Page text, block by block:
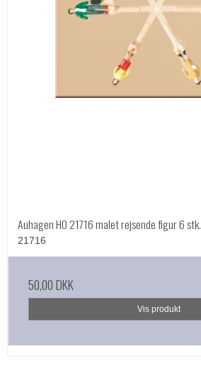
Auhagen HO 21716 malet rejsende figur 6 stk.
21716
50,00 DKK
Vis produkt